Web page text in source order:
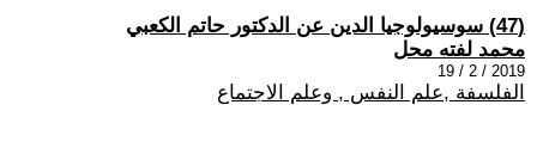
(47) سوسيولوجيا الدين عن الدكتور حاتم الكعبي
محمد لفته محل
2019 / 2 / 19
الفلسفة ,علم النفس , وعلم الاجتماع